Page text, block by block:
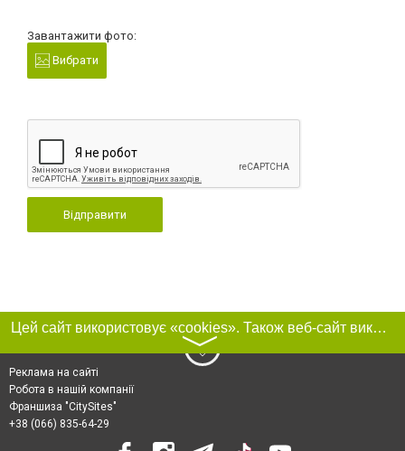
Завантажити фото:
Вибрати
Відправити
Цей сайт використовує «cookies». Також веб-сайт використовує інтернет-сервіс для збору технічних даних стосовно відвідувачів з метою отримання маркетингової та статистичної інформації. Умови обробки даних відвідувачів сайту див.
〉
Реклама на сайті
Робота в нашій компанії
Франшиза "CitySites"
+38 (066) 835-64-29